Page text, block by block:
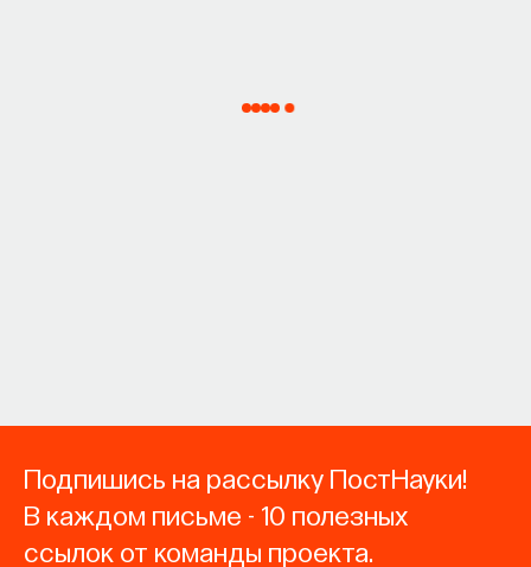
Подпишись на рассылку ПостНауки!
В каждом письме - 10 полезных
ссылок от команды проекта.